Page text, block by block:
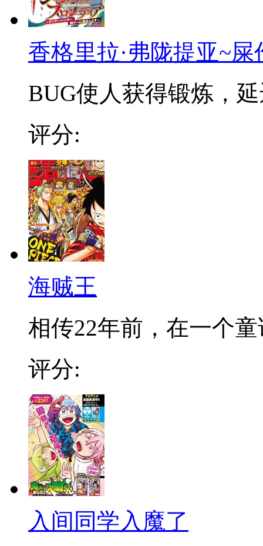
香格里拉·弗陇提亚~
BUG使人获得锻炼，
评分:
海贼王
相传22年前，在一个
评分:
入间同学入魔了